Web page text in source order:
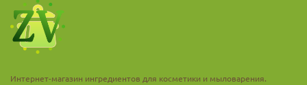
Интернет-магазин ингредиентов для косметики и мыловарения.